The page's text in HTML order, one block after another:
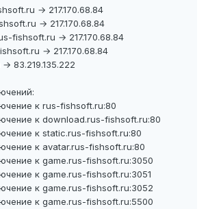
→ 217.170.68.84
→ 217.170.68.84
fishsoft.ru → 217.170.68.84
→ 217.170.68.84
83.219.135.222
к rus-fishsoft.ru:80
к download.rus-fishsoft.ru:80
к static.rus-fishsoft.ru:80
к avatar.rus-fishsoft.ru:80
к game.rus-fishsoft.ru:3050
к game.rus-fishsoft.ru:3051
к game.rus-fishsoft.ru:3052
к game.rus-fishsoft.ru:5500